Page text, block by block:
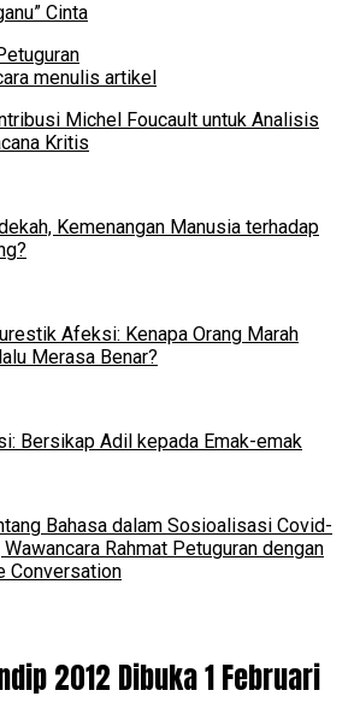
Cinta
Michel Foucault untuk Analisis
Kritis
Kemenangan Manusia terhadap
Afeksi: Kenapa Orang Marah
Merasa Benar?
Bersikap Adil kepada Emak-emak
Bahasa dalam Sosioalisasi Covid-
Wawancara Rahmat Petuguran dengan
Conversation
2012 Dibuka 1 Februari